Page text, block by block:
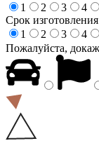
1
2 3 4
Срок изготовления
1
2 3 4
Пожалуйста,